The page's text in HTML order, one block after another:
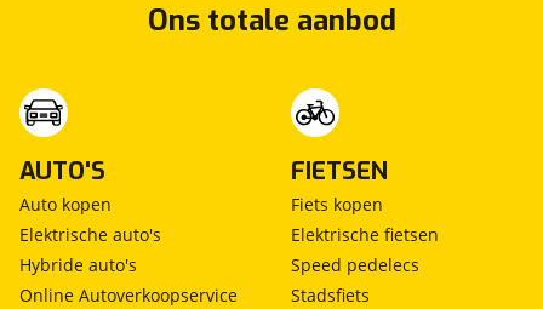
Ons totale aanbod
AUTO'S
Auto kopen
Elektrische auto's
Hybride auto's
Online Autoverkoopservice
FIETSEN
Fiets kopen
Elektrische fietsen
Speed pedelecs
Stadsfiets